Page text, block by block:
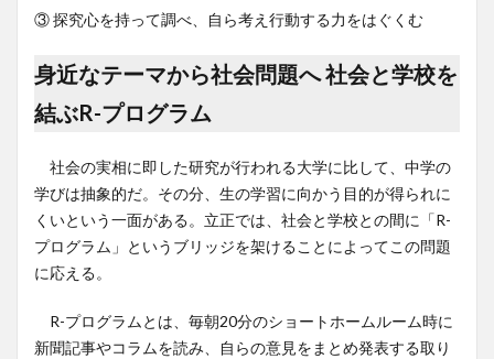
③ 探究心を持って調べ、自ら考え行動する力をはぐくむ
身近なテーマから社会問題へ 社会と学校を
結ぶR-プログラム
社会の実相に即した研究が行われる大学に比して、中学の
学びは抽象的だ。その分、生の学習に向かう目的が得られに
くいという一面がある。立正では、社会と学校との間に「R-
プログラム」というブリッジを架けることによってこの問題
に応える。
R-プログラムとは、毎朝20分のショートホームルーム時に
新聞記事やコラムを読み、自らの意見をまとめ発表する取り